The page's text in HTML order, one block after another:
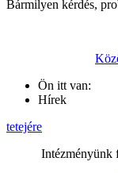
Bármilyen kérdés,
Ön itt van:
Hírek
tetejére
Intézményünk